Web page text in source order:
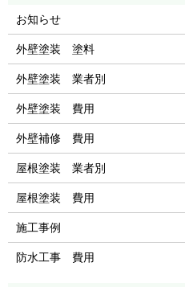
お知らせ
外壁塗装 塗料
外壁塗装 業者別
外壁塗装 費用
外壁補修 費用
屋根塗装 業者別
屋根塗装 費用
施工事例
防水工事 費用